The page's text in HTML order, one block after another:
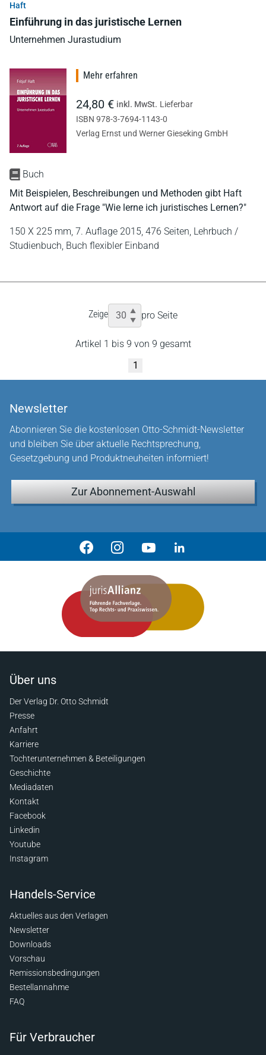
Haft
Einführung in das juristische Lernen
Unternehmen Jurastudium
Buch
Mit Beispielen, Beschreibungen und Methoden gibt Haft
Antwort auf die Frage "Wie lerne ich juristisches Lernen?"
150 X 225 mm, 7. Auflage 2015, 476 Seiten, Lehrbuch /
Studienbuch, Buch flexibler Einband
Mehr erfahren
24,80 € inkl. MwSt. Lieferbar
ISBN 978-3-7694-1143-0
Verlag Ernst und Werner Gieseking GmbH
Zeige pro Seite
Artikel 1 bis 9 von 9 gesamt
1
Newsletter
Abonnieren Sie die kostenlosen Otto-Schmidt-Newsletter
und bleiben Sie über aktuelle Rechtsprechung,
Gesetzgebung und Produktneuheiten informiert!
Zur Abonnement-Auswahl
Über uns
Der Verlag Dr. Otto Schmidt
Presse
Anfahrt
Karriere
Tochterunternehmen & Beteiligungen
Geschichte
Mediadaten
Kontakt
Facebook
Linkedin
Youtube
Instagram
Handels-Service
Aktuelles aus den Verlagen
Newsletter
Downloads
Vorschau
Remissionsbedingungen
Bestellannahme
FAQ
Für Verbraucher